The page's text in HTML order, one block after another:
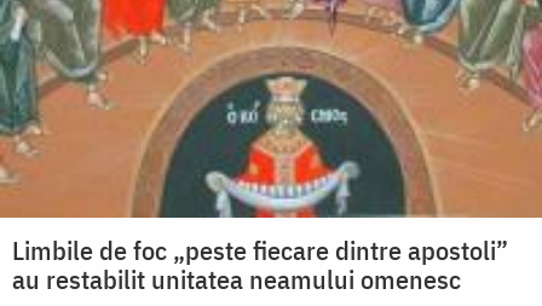
Limbile de foc „peste fiecare dintre apostoli”
au restabilit unitatea neamului omenesc